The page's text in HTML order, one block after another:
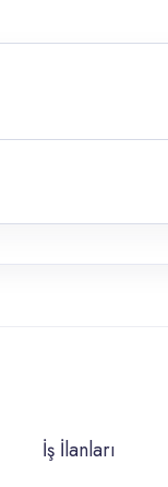
İş İlanları